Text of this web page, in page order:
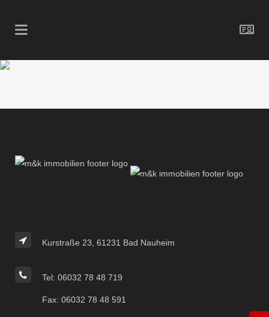
Kurstraße 23, 61231 Bad Nauheim
Tel: 06032 78 48 719
Fax: 06032 78 48 591